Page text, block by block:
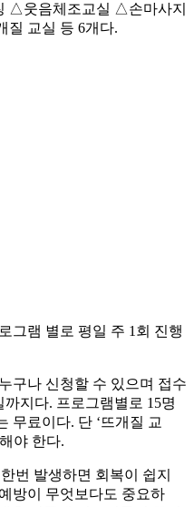
△웃음체조교실 △손마사지
교실 등 6개다.
그램 별로 평일 주 1회 진행
구나 신청할 수 있으며 접수
지다. 프로그램별로 15명
무료이다. 단 ‘뜨개질 교
야 한다.
번 발생하면 회복이 쉽지
방이 무엇보다도 중요하